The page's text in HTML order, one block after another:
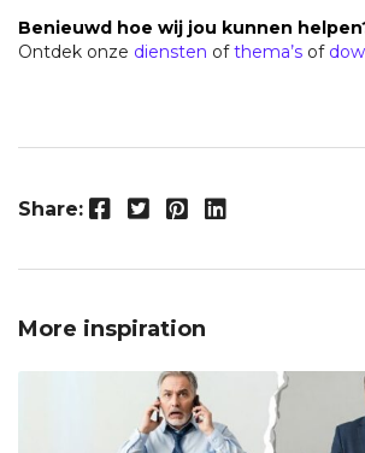
Benieuwd hoe wij jou kunnen
Ontdek onze diensten ofthema’s of
Share: Facebook Twitter Pinterest LinkedIn
More inspiration